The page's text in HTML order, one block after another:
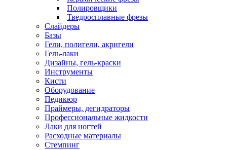
Полировщики
Тведросплавные фрезы
Слайдеры
Базы
Гели, полигели, акригели
Гель-лаки
Дизайны, гель-краски
Инструменты
Кисти
Оборудование
Педикюр
Праймеры, дегидраторы
Профессиональные жидкости
Лаки для ногтей
Расходные материалы
Стемпинг